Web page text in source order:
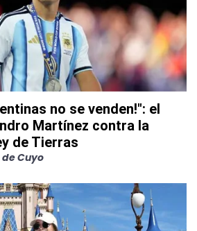
no se venden!": el
Martínez contra la
de Tierras
Cuyo